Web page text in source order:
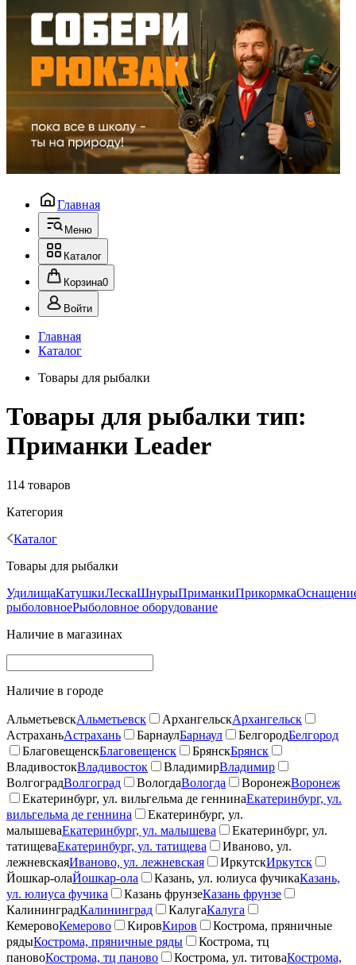
Главная
Меню
Каталог
Корзина0
Войти
Главная
Каталог
Товары для рыбалки
Товары для рыбалки тип:
Приманки Leader
114 товаров
Категория
Каталог
Товары для рыбалки
УдилищаКатушкиЛескаШнурыПриманкиПрикормка
рыболовноеРыболовное оборудование
Наличие в магазинах
Наличие в городе
АльметьевскАльметьевск АрхангельскАрхангельск
АстраханьАстрахань БарнаулБарнаул БелгородБелгород
БлаговещенскБлаговещенск БрянскБрянск
ВладивостокВладивосток ВладимирВладимир
ВолгоградВолгоград ВологдаВологда ВоронежВоронеж
Екатеринбург, ул. вильгельма де геннинаЕкатеринбург, ул.
вильгельма де геннина
Екатеринбург, ул.
малышеваЕкатеринбург, ул. малышева
Екатеринбург, ул.
татищеваЕкатеринбург, ул. татищева
Иваново, ул.
лежневскаяИваново, ул. лежневская ИркутскИркутск
Йошкар-олаЙошкар-ола Казань, ул. юлиуса фучикаКазань,
ул. юлиуса фучика
Казань фрунзеКазань фрунзе
КалининградКалининград КалугаКалуга
КемеровоКемерово КировКиров
Кострома, пряничные
рядыКострома, пряничные ряды
Кострома, тц
пановоКострома, тц паново Кострома, ул. титоваКострома,